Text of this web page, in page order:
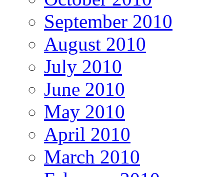
September 2010
August 2010
July 2010
June 2010
May 2010
April 2010
March 2010